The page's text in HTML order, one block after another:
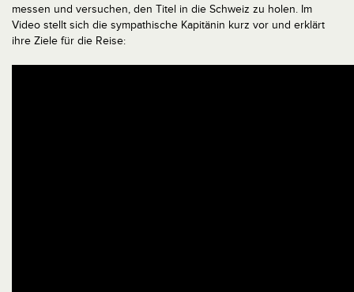
messen und versuchen, den Titel in die Schweiz zu holen. Im
Video stellt sich die sympathische Kapitänin kurz vor und erklärt
ihre Ziele für die Reise: